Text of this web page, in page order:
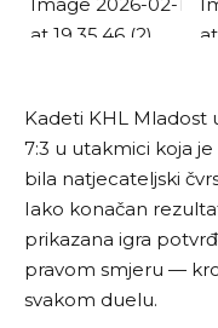
Kadeti KHL Mladost
7:3 u utakmici koja
bila natjecateljski
Iako konačan
prikazana igra
pravom smjeru —
svakom duelu.